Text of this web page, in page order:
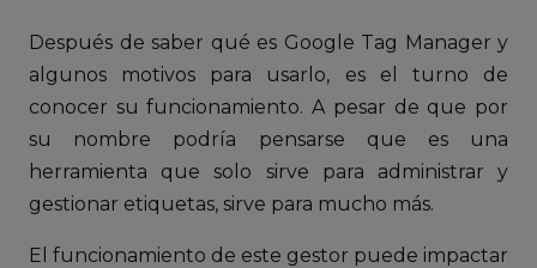
Después de saber qué es Google Tag Manager y
algunos motivos para usarlo, es el turno de
conocer su funcionamiento. A pesar de que por
su nombre podría pensarse que es una
herramienta que solo sirve para administrar y
gestionar etiquetas, sirve para mucho más.
El funcionamiento de este gestor puede impactar